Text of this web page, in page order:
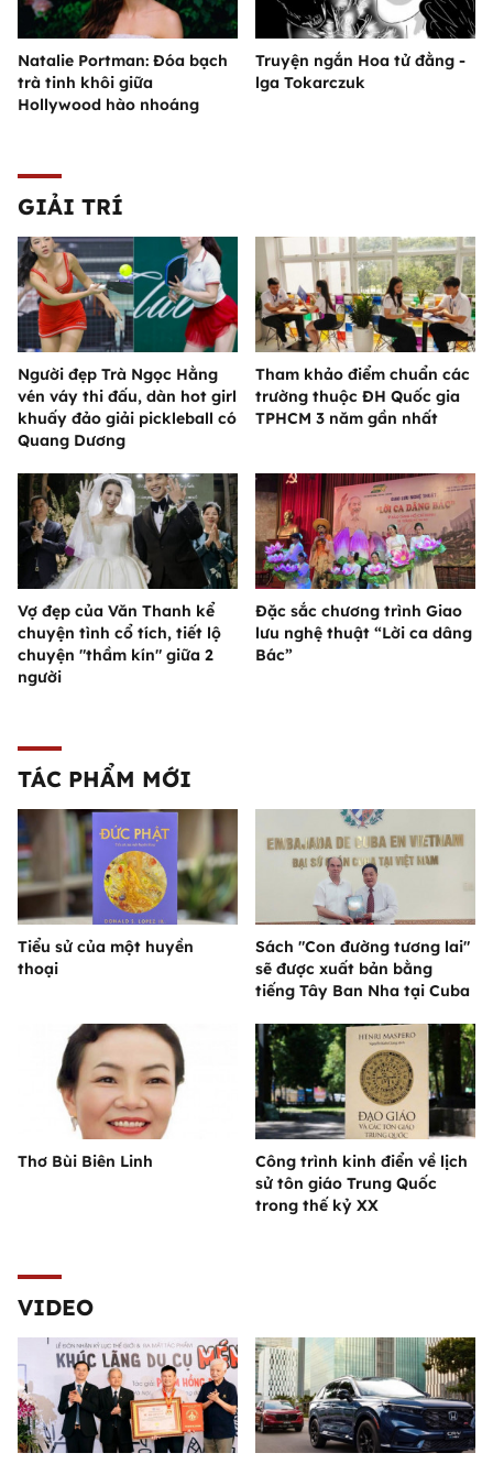
Natalie Portman: Đóa bạch
trà tinh khôi giữa
Hollywood hào nhoáng
Truyện ngắn Hoa tử đằng -
lga Tokarczuk
GIẢI TRÍ
Người đẹp Trà Ngọc Hằng
vén váy thi đấu, dàn hot girl
khuấy đảo giải pickleball có
Quang Dương
Tham khảo điểm chuẩn các
trường thuộc ĐH Quốc gia
TPHCM 3 năm gần nhất
Vợ đẹp của Văn Thanh kể
chuyện tình cổ tích, tiết lộ
chuyện "thầm kín" giữa 2
người
Đặc sắc chương trình Giao
lưu nghệ thuật “Lời ca dâng
Bác”
TÁC PHẨM MỚI
Tiểu sử của một huyền
thoại
Sách "Con đường tương lai"
sẽ được xuất bản bằng
tiếng Tây Ban Nha tại Cuba
Thơ Bùi Biên Linh
Công trình kinh điển về lịch
sử tôn giáo Trung Quốc
trong thế kỷ XX
VIDEO